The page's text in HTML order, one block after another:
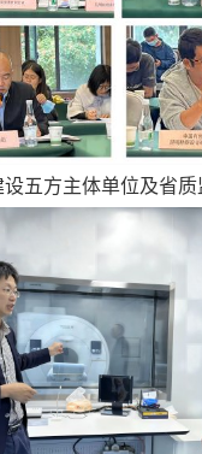
方主体单位及省质